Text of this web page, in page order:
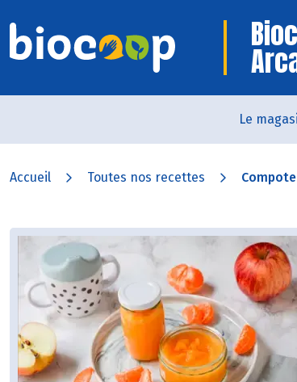
Le
Accueil Toutes nos recettes